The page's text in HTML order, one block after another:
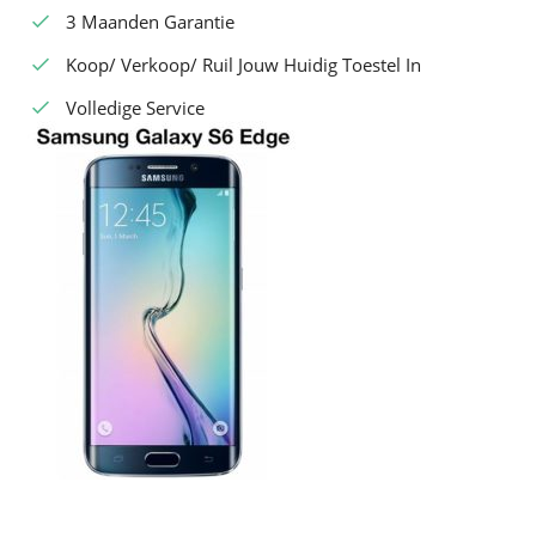
3 Maanden Garantie
Koop/ Verkoop/ Ruil Jouw Huidig Toestel In
Volledige Service